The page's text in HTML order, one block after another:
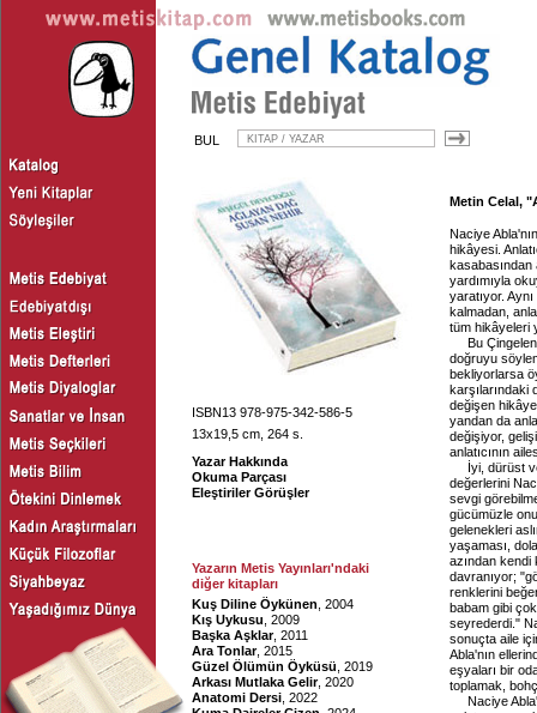
BUL
ISBN13 978-975-342-586-5
13x19,5 cm, 264 s.
Yazar Hakkında
Okuma Parçası
Eleştiriler Görüşler
Yazarın Metis Yayınları'ndaki
diğer kitapları
Kuş Diline Öykünen , 2004
Kış Uykusu , 2009
Başka Aşklar, 2011
Ara Tonlar, 2015
Güzel Ölümün Öyküsü , 2019
Arkası Mutlaka Gelir, 2020
Anatomi Dersi , 2022
Metin Celal,
Naciye
hikâyesi.
kasabasından
yardımıyla
yaratıyor.
kalmadan,
tüm hikâyeleri
Bu
doğruyu
bekliyorlarsa
karşılarındaki
değişen
yandan da
değişiyor,
anlatıcının
İyi, dürüst
değerlerini
sevgi
gücümüzle
gelenekleri
yaşaması,
azından kendi
davranıyor;
renklerini
babam gibi
seyrederdi."
sonuçta aile
Abla'nın
eşyaları bir
toplamak,
Naciye